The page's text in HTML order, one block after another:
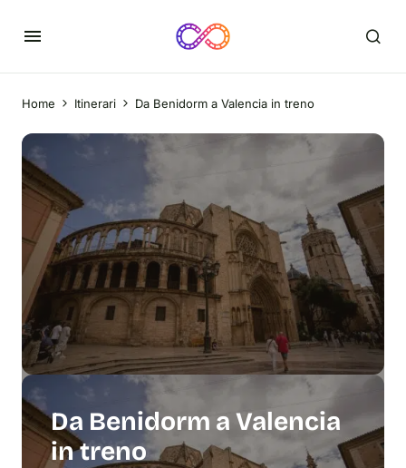
Home Itinerari Da Benidorm a Valencia in treno
Da Benidorm a Valencia
in treno